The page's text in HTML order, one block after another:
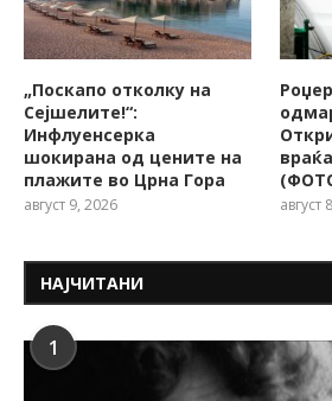
„Поскапо отколку на
Сејшелите!“:
Инфлуенсерка
шокирана од цените на
плажите во Црна Гора
август 9, 2026 август
НАЈЧИТАНИ
1